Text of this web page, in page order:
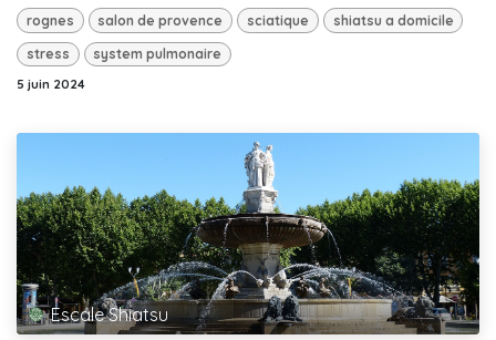
rognes salon de provence sciatique shiatsu a domicile
stress system pulmonaire
5 juin 2024
Escale Shiatsu